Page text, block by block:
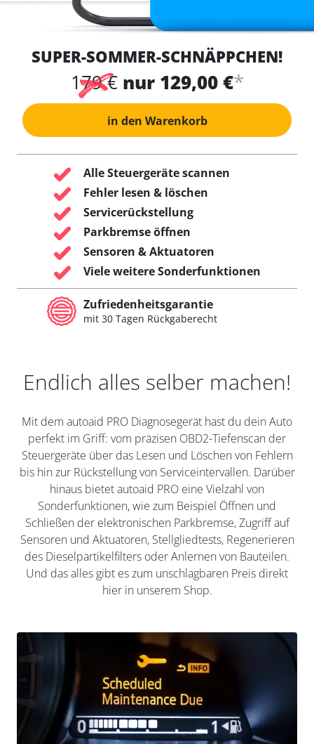
SUPER-SOMMER-SCHNÄPPCHEN!
179 € nur 129,00 €*
in den Warenkorb
Alle Steuergeräte scannen
Fehler lesen & löschen
Servicerückstellung
Parkbremse öffnen
Sensoren & Aktuatoren
Viele weitere Sonderfunktionen
Zufriedenheitsgarantie
mit 30 Tagen Rückgaberecht
Endlich alles selber machen!
Mit dem autoaid PRO Diagnosegerät hast du dein Auto
perfekt im Griff: vom präzisen OBD2-Tiefenscan der
Steuergeräte über das Lesen und Löschen von Fehlern
bis hin zur Rückstellung von Serviceintervallen. Darüber
hinaus bietet autoaid PRO eine Vielzahl von
Sonderfunktionen, wie zum Beispiel Öffnen und
Schließen der elektronischen Parkbremse, Zugriff auf
Sensoren und Aktuatoren, Stellgliedtests, Regenerieren
des Dieselpartikelfilters oder Anlernen von Bauteilen.
Und das alles gibt es zum unschlagbaren Preis direkt
hier in unserem Shop.